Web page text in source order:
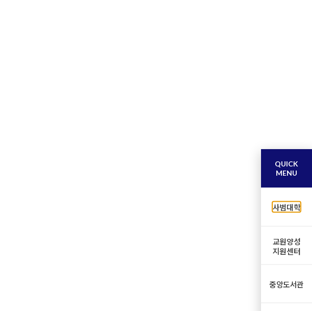
QUICK
MENU
사범대학
교원양성
지원센터
중앙도서관